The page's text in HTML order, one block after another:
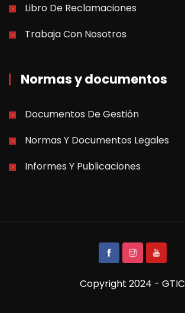
Libro De Reclamaciones
Trabaja Con Nosotros
Normas y documentos
Documentos De Gestión
Normas Y Documentos Legales
Informes Y Publicaciones
Copyright 2024 - GTIC